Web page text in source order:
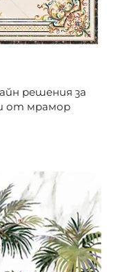
решения за
от мрамор